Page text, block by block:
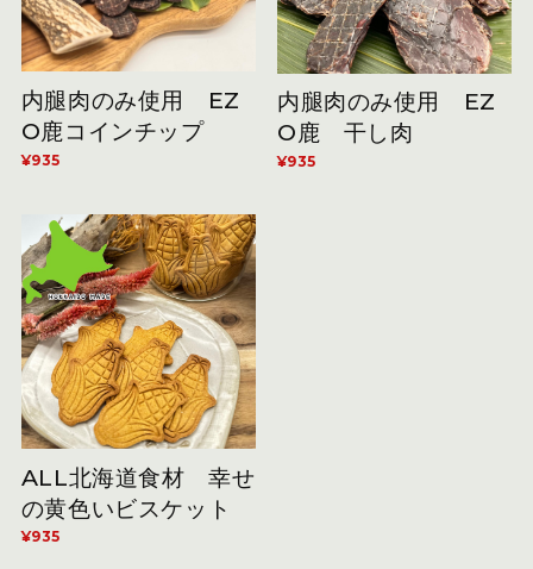
内腿肉のみ使用 EZ
O鹿コインチップ
¥935
内腿肉のみ使用 EZ
O鹿 干し肉
¥935
ALL北海道食材 幸せ
の黄色いビスケット
¥935